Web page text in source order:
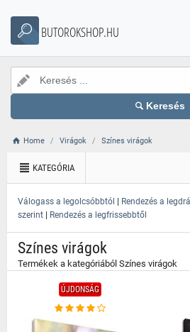
BUTOROKSHOP.HU
Keresés
Home Virágok Színes virágok
KATEGÓRIA
Válogass a legolcsóbbtól | Rendezés a
szerint | Rendezés a legfrissebbtől
Színes virágok
Termékek a kategóriából Színes virágok
ÚJDONSÁG